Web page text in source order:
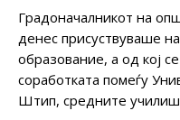
Градоначалникот на
денес присуствуваше
образование, а од кој
соработката помеѓу
Штип, средните